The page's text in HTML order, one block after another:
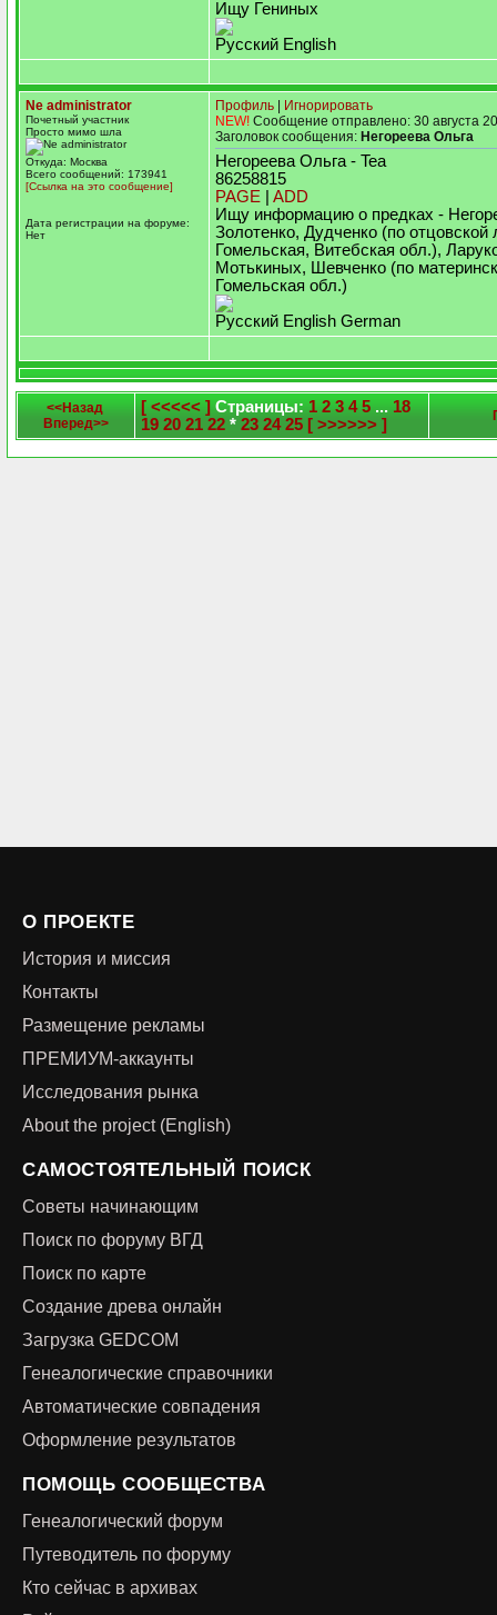
Ищу Гениных
Русский English
Ne administrator
Почетный участник
Просто мимо шла
Откуда: Москва
Всего сообщений: 173941
[Ссылка на это сообщение]
Дата регистрации на форуме:
Нет
Профиль
Игнорировать
NEW! Сообщение отправлено: 30 августа
Заголовок сообщения: Негореева Ольга
Негореева Ольга - Tea
86258815
PAGE
ADD
Ищу информацию о предках -
Золотенко, Дудченко (по отцовской
Гомельская, Витебская обл.),
Мотькиных, Шевченко (по
Гомельская обл.)
Русский English German
<<Назад
Вперед>>
[ <<<<< ] Страницы: 1 2 3 4 5 ... 18
19 20 21 22 * 23 24 25 [ >>>>>> ]
О ПРОЕКТЕ
История и миссия
Контакты
Размещение рекламы
ПРЕМИУМ-аккаунты
Исследования рынка
About the project (English)
САМОСТОЯТЕЛЬНЫЙ ПОИСК
Советы начинающим
Поиск по форуму ВГД
Поиск по карте
Создание древа онлайн
Загрузка GEDCOM
Генеалогические справочники
Автоматические совпадения
Оформление результатов
ПОМОЩЬ СООБЩЕСТВА
Генеалогический форум
Путеводитель по форуму
Кто сейчас в архивах